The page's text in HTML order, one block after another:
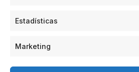
Estadísticas
Marketing